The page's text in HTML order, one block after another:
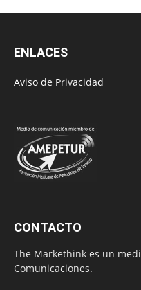
ENLACES
Aviso de Privacidad
CONTACTO
The Markethink es un
Comunicaciones.